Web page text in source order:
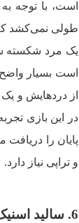
است، با توجه
یک مرد شکسته
است بسیار
از درد‌هایش و
در این بازی
پایان را
و تراپی نیاز دارد.
6. سالید اسنیک (Solid Snake) / سری Metal Gear Solid